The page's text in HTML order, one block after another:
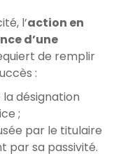
l’action en
d’une
de remplir
:
désignation
;
par le titulaire
par sa passivité.